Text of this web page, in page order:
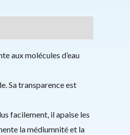
aux molécules d’eau
Sa transparence est
facilement, il apaise les
la médiumnité et la